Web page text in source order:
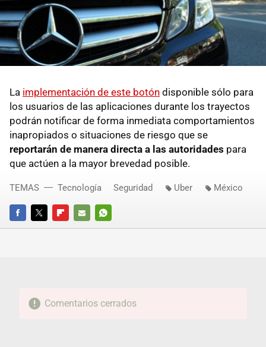
La implementación de este botón disponible sólo para
los usuarios de las aplicaciones durante los trayectos
podrán notificar de forma inmediata comportamientos
inapropiados o situaciones de riesgo que se
reportarán de manera directa a las autoridades para
que actúen a la mayor brevedad posible.
FACEBOOKTWITTERFLIPBOARD
E-
WHATSAPP
TEMAS Tecnología Seguridad Uber México
Comentarios cerrados